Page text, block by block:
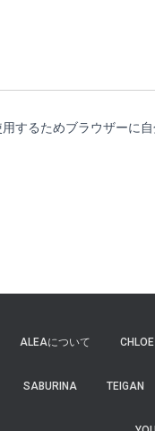
するためブラウザーに
ALEAについて CHLOE
SABURINA TEIGAN